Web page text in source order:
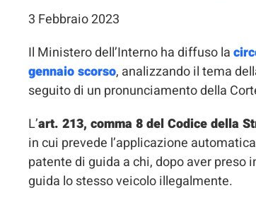
3 Febbraio 2023
Il Ministero dell’Interno ha diffuso la
gennaio scorso, analizzando il tema
seguito di un pronunciamento della
L’art. 213, comma 8 del Codice della
in cui prevede l’applicazione
patente di guida a chi, dopo aver
guida lo stesso veicolo illegalmente.